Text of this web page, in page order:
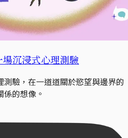
沉浸式心理測驗
驗，在一道道關於慾望與邊界的
的想像。